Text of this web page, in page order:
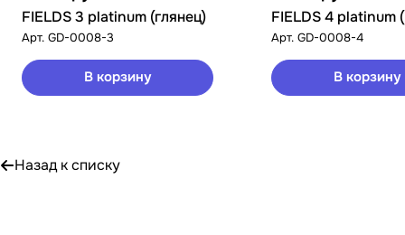
FIELDS 3 platinum (глянец)
Арт. GD-0008-3
В корзину
FIELDS 4 platinum
Арт. GD-0008-4
В корзину
Назад к списку